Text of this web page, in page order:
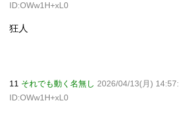
ID:OWw1H+xL0
狂人
11 それでも動く名無し 2026/04/13(月)
ID:OWw1H+xL0